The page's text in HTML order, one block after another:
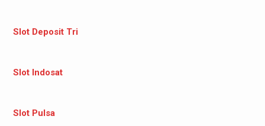
Slot Deposit Tri
Slot Indosat
Slot Pulsa